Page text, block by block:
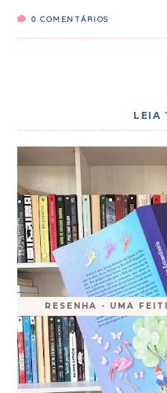
0 COMENTÁRIOS
LEIA
RESENHA - UMA